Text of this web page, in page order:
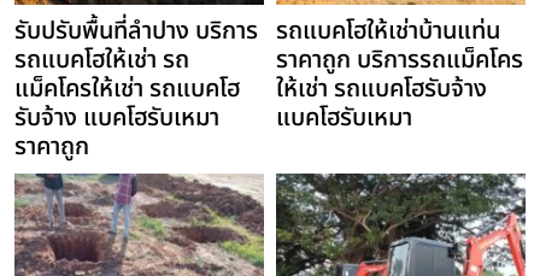
รับปรับพื้นที่ลำปาง บริการ
รถแบคโฮให้เช่า รถ
แม็คโครให้เช่า รถแบคโฮ
รับจ้าง แบคโฮรับเหมา
ราคาถูก
รถแบคโฮให้เช่าบ้านแท่น
ราคาถูก บริการรถแม็คโคร
ให้เช่า รถแบคโฮรับจ้าง
แบคโฮรับเหมา